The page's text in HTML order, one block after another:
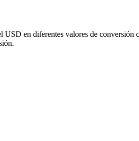
en diferentes valores de conversión